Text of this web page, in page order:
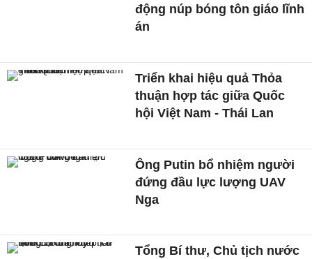
động núp bóng tôn giáo lĩnh
án
Triển khai hiệu quả Thỏa
thuận hợp tác giữa Quốc
hội Việt Nam - Thái Lan
Ông Putin bổ nhiệm người
đứng đầu lực lượng UAV
Nga
Tổng Bí thư, Chủ tịch nước